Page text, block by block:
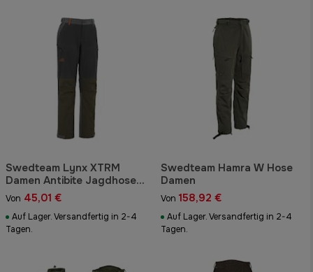
Swedteam Lynx XTRM
Damen Antibite Jagdhose
Dunkelgrau
Von 45,01 €
Auf Lager. Versandfertig in 2-4
Tagen.
Swedteam Hamra W Hose
Damen
Von 158,92 €
Auf Lager. Versandfertig in 2-4
Tagen.